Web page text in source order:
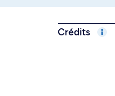
Crédits